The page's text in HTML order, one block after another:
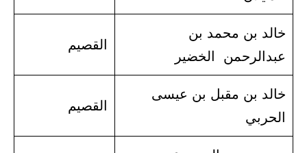
خالد بن محمد بن
عبدالرحمن الخضير
القصيم
خالد بن مقبل بن عيسى
الحربي
القصيم